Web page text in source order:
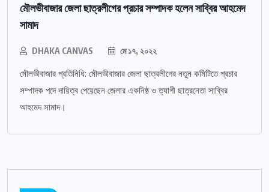
মৌলভীবাজার জেলা ছাত্রলীগের প্রচার সম্পাদক হলেন সাব্বির আহমেদ
সামাদ
DHAKA CANVAS মে ১৭, ২০২২
মৌলভীবাজার প্রতিনিধি: মৌলভীবাজার জেলা ছাত্রলীগের নতুন কমিটিতে প্রচার
সম্পাদক পদে দায়িত্ব পেয়েছেন জেলার একনিষ্ঠ ও ত্যাগী ছাত্রনেতা সাব্বির
আহমেদ সামাদ।